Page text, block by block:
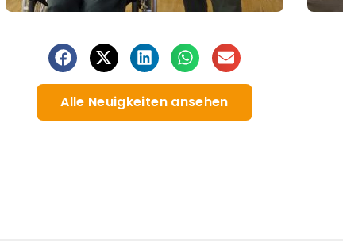
Alle Neuigkeiten ansehen